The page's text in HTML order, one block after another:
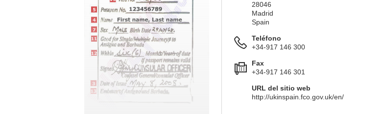
28046
Madrid
Spain
Teléfono
+34-917 146 300
Fax
+34-917 146 301
URL del sitio web
http://ukinspain.fco.gov.uk/en/